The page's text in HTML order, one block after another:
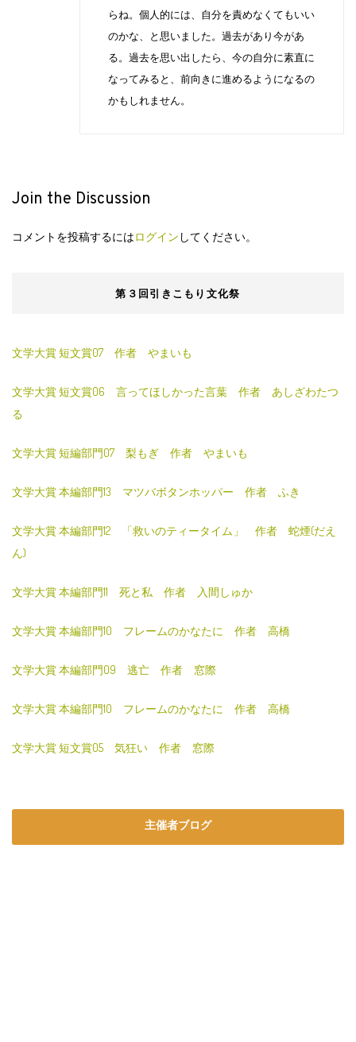
らね。個人的には、自分を責めなくてもいい
のかな、と思いました。過去があり今があ
る。過去を思い出したら、今の自分に素直に
なってみると、前向きに進めるようになるの
かもしれません。
Join the Discussion
コメントを投稿するにはログイン してください。
第３回引きこもり文化祭
文学大賞 短文賞07 作者 やまいも
文学大賞 短文賞06 言ってほしかった言葉 作者 あしざわたつ
る
文学大賞 短編部門07 梨もぎ 作者 やまいも
文学大賞 本編部門13 マツバボタンホッパー 作者 ふき
文学大賞 本編部門12 「救いのティータイム」 作者 蛇煙(だえ
ん)
文学大賞 本編部門11 死と私 作者 入間しゅか
文学大賞 本編部門10 フレームのかなたに 作者 高橋
文学大賞 本編部門09 逃亡 作者 窓際
文学大賞 本編部門10 フレームのかなたに 作者 高橋
文学大賞 短文賞05 気狂い 作者 窓際
主催者ブログ